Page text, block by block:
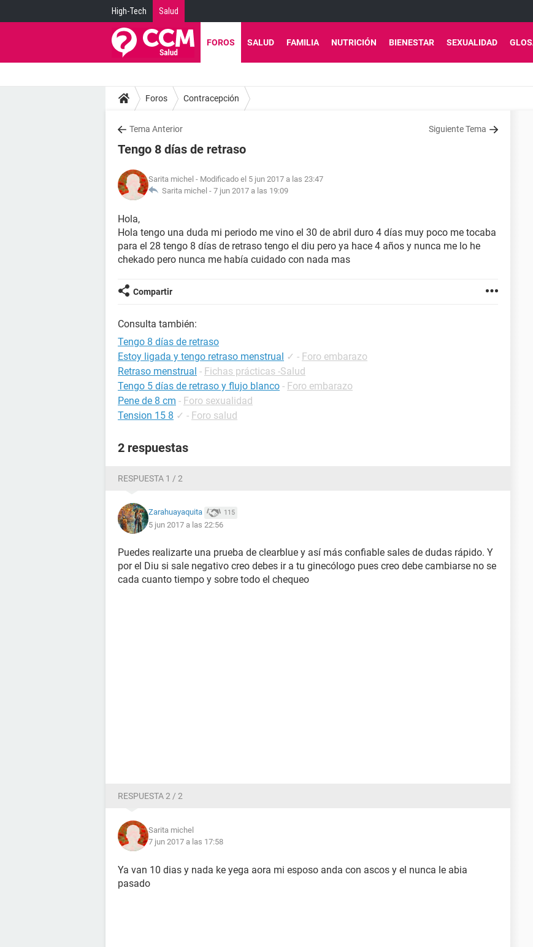
High-Tech Salud
FOROS SALUD FAMILIA NUTRICIÓN BIENESTAR SEXUALIDAD
Foros Contracepción
Tema Anterior Siguiente Tema
Tengo 8 días de retraso
Sarita michel - Modificado el 5 jun 2017 a las 23:47
Sarita michel - 7 jun 2017 a las 19:09
Hola,
Hola tengo una duda mi periodo me vino el 30 de abril duro 4 días muy poco me tocaba
para el 28 tengo 8 días de retraso tengo el diu pero ya hace 4 años y nunca me lo he
chekado pero nunca me había cuidado con nada mas
Compartir
Consulta también:
Tengo 8 días de retraso
Estoy ligada y tengo retraso menstrual ✓ - Foro embarazo
Retraso menstrual - Fichas prácticas -Salud
Tengo 5 días de retraso y flujo blanco - Foro embarazo
Pene de 8 cm - Foro sexualidad
Tension 15 8 ✓ - Foro salud
2 respuestas
RESPUESTA 1 / 2
Zarahuayaquita 115
5 jun 2017 a las 22:56
Puedes realizarte una prueba de clearblue y así más confiable sales de dudas rápido. Y
por el Diu si sale negativo creo debes ir a tu ginecólogo pues creo debe cambiarse no se
cada cuanto tiempo y sobre todo el chequeo
RESPUESTA 2 / 2
Sarita michel
7 jun 2017 a las 17:58
Ya van 10 dias y nada ke yega aora mi esposo anda con ascos y el nunca le abia
pasado